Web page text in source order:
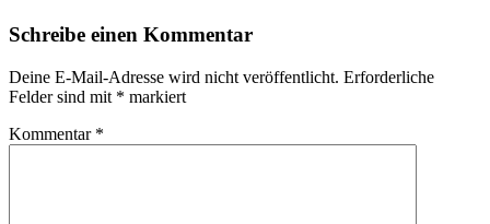
Schreibe einen Kommentar
Deine E-Mail-Adresse wird nicht veröffentlicht. Erforderliche
Felder sind mit * markiert
Kommentar *